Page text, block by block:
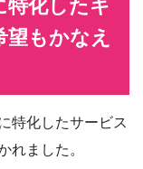
特化したキ
もかなえ
特化したサービス
れました。